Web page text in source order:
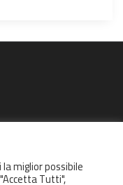
miglior possibile
Tutti",